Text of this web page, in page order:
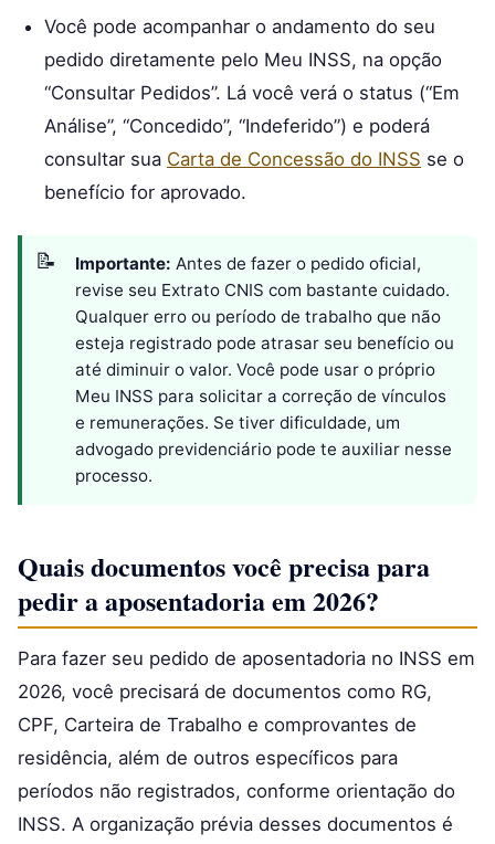
Você pode acompanhar o andamento do seu
pedido diretamente pelo Meu INSS, na opção
“Consultar Pedidos”. Lá você verá o status (“Em
Análise”, “Concedido”, “Indeferido”) e poderá
consultar sua Carta de Concessão do INSS se o
benefício for aprovado.
Importante: Antes de fazer o pedido oficial,
revise seu Extrato CNIS com bastante cuidado.
Qualquer erro ou período de trabalho que não
esteja registrado pode atrasar seu benefício ou
até diminuir o valor. Você pode usar o próprio
Meu INSS para solicitar a correção de vínculos
e remunerações. Se tiver dificuldade, um
advogado previdenciário pode te auxiliar nesse
processo.
Quais documentos você precisa para
pedir a aposentadoria em 2026?
Para fazer seu pedido de aposentadoria no INSS em
2026, você precisará de documentos como RG,
CPF, Carteira de Trabalho e comprovantes de
residência, além de outros específicos para
períodos não registrados, conforme orientação do
INSS. A organização prévia desses documentos é